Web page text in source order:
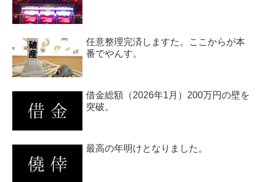
任意整理完済しますた。ここからが本
番でやんす。
借金総額（2026年1月）200万円の壁を
突破。
最高の年明けとなりました。